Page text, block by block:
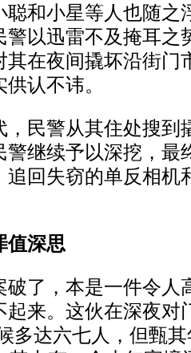
聪和小星等人也随之
警以迅雷不及掩耳之
其在夜间撬坏沿街门
认不讳。
民警从其住处搜到
警继续予以深挖，最
追回失窃的单反相机
深思
了，本是一件令人
来。这伙在深夜对
多达六七人，但甄